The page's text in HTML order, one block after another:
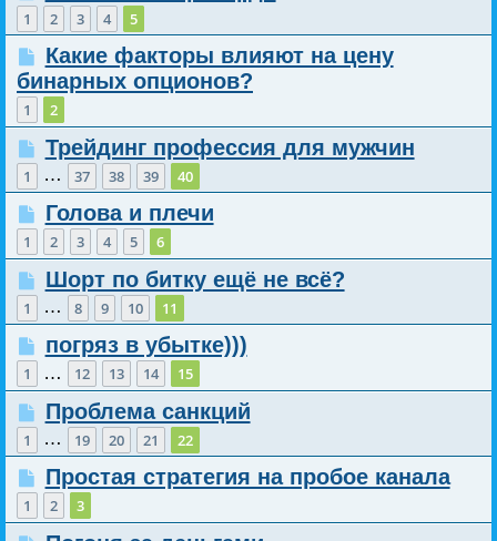
1 2 3 4 5
Какие факторы влияют на цену
бинарных опционов?
1 2
Трейдинг профессия для мужчин
1 … 37 38 39 40
Голова и плечи
1 2 3 4 5 6
Шорт по битку ещё не всё?
1 … 8 9 10 11
погряз в убытке)))
1 … 12 13 14 15
Проблема санкций
1 … 19 20 21 22
Простая стратегия на пробое канала
1 2 3